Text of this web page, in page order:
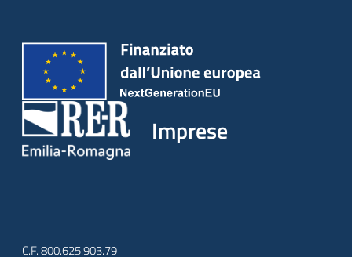
Imprese
C.F. 800.625.903.79